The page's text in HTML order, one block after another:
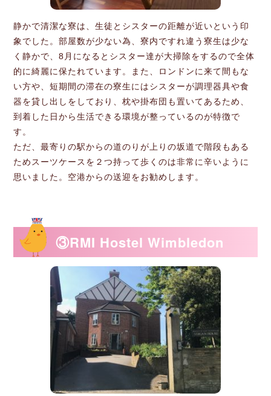
静かで清潔な寮は、生徒とシスターの距離が近いという印
象でした。部屋数が少ない為、寮内ですれ違う寮生は少な
く静かで、8月になるとシスター達が大掃除をするので全体
的に綺麗に保たれています。また、ロンドンに来て間もな
い方や、短期間の滞在の寮生にはシスターが調理器具や食
器を貸し出しをしており、枕や掛布団も置いてあるため、
到着した日から生活できる環境が整っているのが特徴で
す。
ただ、最寄りの駅からの道のりが上りの坂道で階段もある
ためスーツケースを２つ持って歩くのは非常に辛いように
思いました。空港からの送迎をお勧めします。
③RMI Hostel Wimbledon